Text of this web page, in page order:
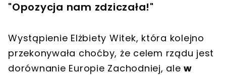
"Opozycja nam zdziczała!"
Wystąpienie Elżbiety Witek, która kolejno
przekonywała choćby, że celem rządu jest
dorównanie Europie Zachodniej, alew